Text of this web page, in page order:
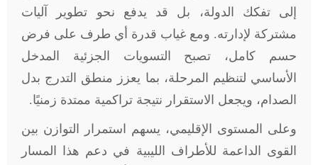
إلى تفكك الدولة، بل قد يدفع نحو تطوير آليات
مشتركة لإدارته. ومع غياب قدرة أي طرف على فرض
حسم كامل، تصبح التسويات الجزئية المدخل
الأساسي لتنظيم المرحلة، بما يعزز منطق التدرج بدل
الصدام، ويجعل الاستقرار نتيجة تراكمية ممتدة زمنيًا.
وعلى المستوى الإقليمي، يسهم استمرار التوازن بين
القوى الداعمة للأطراف الليبية في دعم هذا المسار